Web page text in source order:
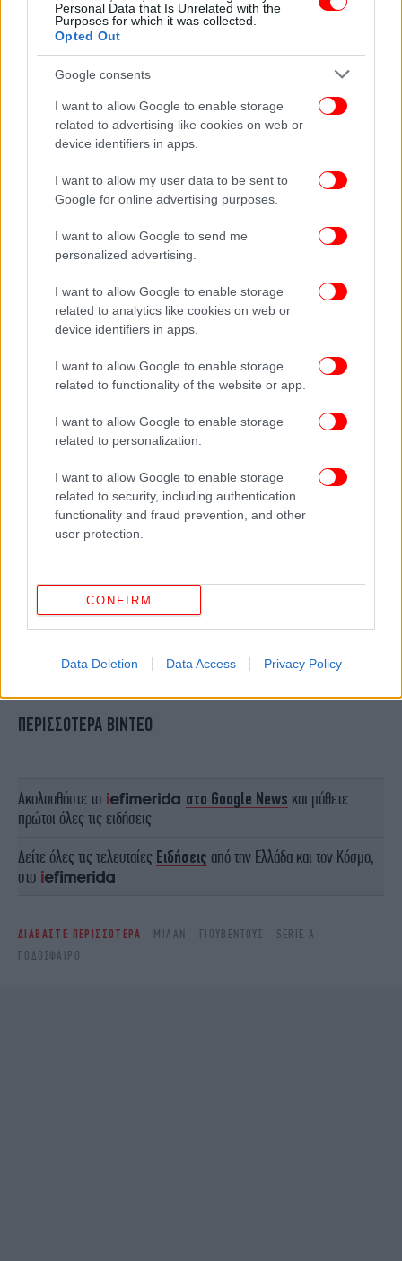
Personal Data that Is Unrelated with the
Purposes for which it was collected.
Opted Out
Google consents
I want to allow Google to enable storage
related to advertising like cookies on web or
device identifiers in apps.
I want to allow my user data to be sent to
Google for online advertising purposes.
I want to allow Google to send me
personalized advertising.
I want to allow Google to enable storage
related to analytics like cookies on web or
device identifiers in apps.
I want to allow Google to enable storage
related to functionality of the website or app.
I want to allow Google to enable storage
related to personalization.
I want to allow Google to enable storage
related to security, including authentication
functionality and fraud prevention, and other
user protection.
CONFIRM
Data Deletion Data Access Privacy Policy
0-0 να μένει ως το τέλος της αναμέτρησης που αν
μη τι άλλο θα ξεχαστεί άμεσα.
ΟΛΕΣ ΟΙ ΕΙΔΗΣΕΙΣ
Νύφη… διέκοψε το γλέντι του γάμου της για να
πανηγυρίσει την κούπα - Απίθανο βίντεο!
Κυπελλούχος ο ΟΦΗ: Οι Κρητικοί σε League Phase
ευρωπαϊκής διοργάνωσης, χαμένοι της βραδιάς
Λεβαδειακός, Άρης και… Παναθηναϊκός
στην υποδοχή του κυπελλούχου στο Ηράκλειο, σήκωσαν
στα χέρια τον Κόντη [βίντεο & εικόνες]
ΠΕΡΙΣΣΟΤΕΡΑ ΒΙΝΤΕΟ
Ακολουθήστε το στο Google News και μάθετε
πρώτοι όλες τις ειδήσεις
Δείτε όλες τις τελευταίες Ειδήσεις από την Ελλάδα και τον Κόσμο,
στο
ΔΙΑΒΑΣΤΕ ΠΕΡΙΣΣΟΤΕΡΑ ΜΊΛΑΝ ΓΙΟΥΒΈΝΤΟΥΣ
SERIE Α
ΠΟΔΌΣΦΑΙΡΟ